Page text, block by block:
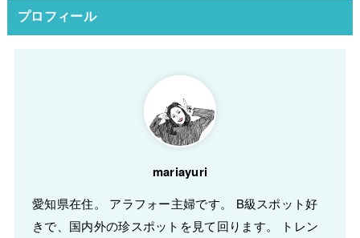
プロフィール
mariayuri
愛知県在住。 アラフォー主婦です。 B級スポット好
きで、国内外の珍スポットを見て回ります。 トレン